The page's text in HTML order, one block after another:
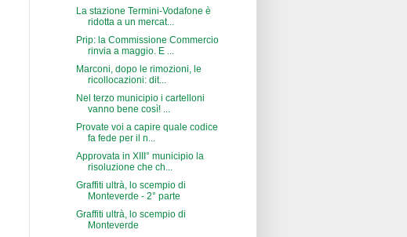
La stazione Termini-Vodafone è
ridotta a un mercat...
Prip: la Commissione Commercio
rinvia a maggio. E ...
Marconi, dopo le rimozioni, le
ricollocazioni: dit...
Nel terzo municipio i cartelloni
vanno bene così! ...
Provate voi a capire quale codice
fa fede per il n...
Approvata in XIII° municipio la
risoluzione che ch...
Graffiti ultrà, lo scempio di
Monteverde - 2° parte
Graffiti ultrà, lo scempio di
Monteverde